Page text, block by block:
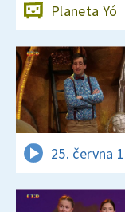
Planeta Yó
25. června